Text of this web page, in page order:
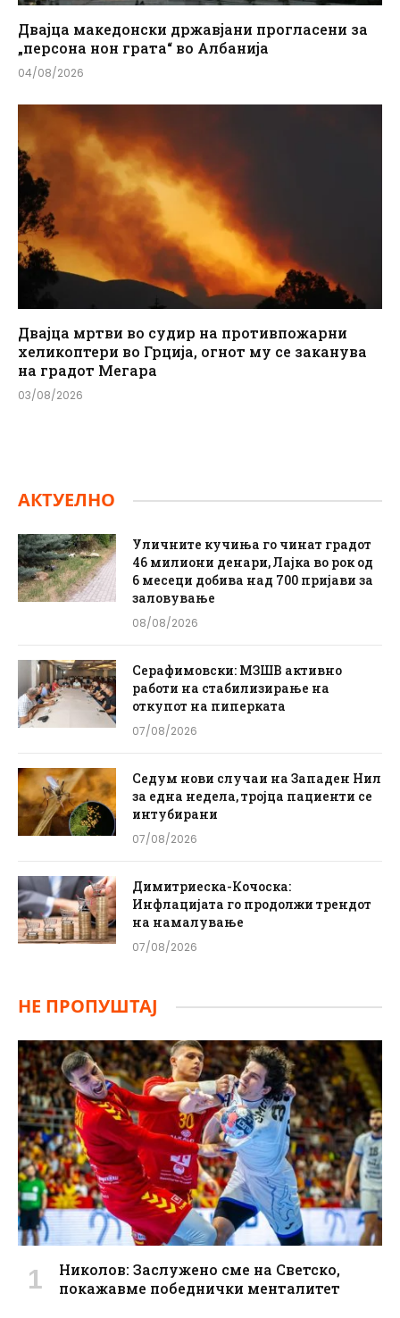
Двајца македонски државјани прогласени за
„персона нон грата“ во Албанија
04/08/2026
Двајца мртви во судир на противпожарни
хеликоптери во Грција, огнот му се заканува
на градот Мегара
03/08/2026
АКТУЕЛНО
Уличните кучиња го чинат градот
46 милиони денари, Лајка во рок од
6 месеци добива над 700 пријави за
заловување
08/08/2026
Серафимовски: МЗШВ активно
работи на стабилизирање на
откупот на пиперката
07/08/2026
Седум нови случаи на Западен Нил
за една недела, тројца пациенти се
интубирани
07/08/2026
Димитриеска-Кочоска:
Инфлацијата го продолжи трендот
на намалување
07/08/2026
НЕ ПРОПУШТАЈ
Николов: Заслужено сме на Светско,
покажавме победнички менталитет